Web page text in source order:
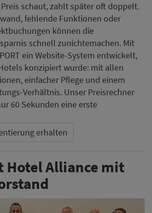
schaut, zahlt später oft doppelt.
fehlende Funktionen oder
können die
schnell zunichtemachen. Mit
ein Website-System entwickelt,
konzipiert wurde: mit allen
einfacher Pflege und einem
Verhältnis. Unser Preisrechner
60 Sekunden eine erste
erhalten
Hotel Alliance mit